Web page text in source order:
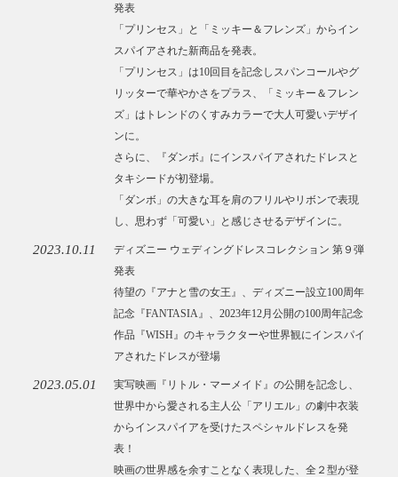
発表
「プリンセス」と「ミッキー＆フレンズ」からイン
スパイアされた新商品を発表。
「プリンセス」は10回目を記念しスパンコールやグ
リッターで華やかさをプラス、「ミッキー＆フレン
ズ」はトレンドのくすみカラーで大人可愛いデザイ
ンに。
さらに、『ダンボ』にインスパイアされたドレスと
タキシードが初登場。
「ダンボ」の大きな耳を肩のフリルやリボンで表現
し、思わず「可愛い」と感じさせるデザインに。
2023.10.11
ディズニー ウェディングドレスコレクション 第９弾
発表
待望の『アナと雪の女王』、ディズニー設立100周年
記念『FANTASIA』、2023年12月公開の100周年記念
作品『WISH』のキャラクターや世界観にインスパイ
アされたドレスが登場
2023.05.01
実写映画『リトル・マーメイド』の公開を記念し、
世界中から愛される主人公「アリエル」の劇中衣装
からインスパイアを受けたスペシャルドレスを発
表！
映画の世界感を余すことなく表現した、全２型が登